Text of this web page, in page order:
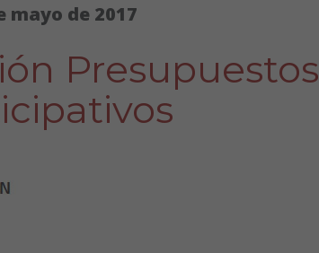
mayo de 2017
Presupuestos